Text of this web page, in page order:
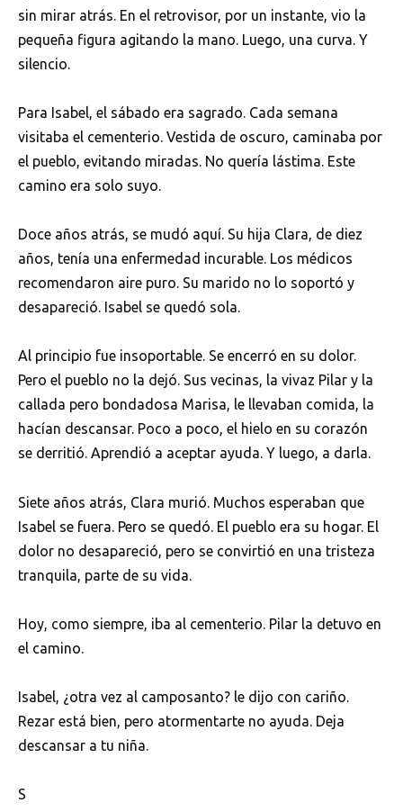
sin mirar atrás. En el retrovisor, por un instante, vio la
pequeña figura agitando la mano. Luego, una curva. Y
silencio.
Para Isabel, el sábado era sagrado. Cada semana
visitaba el cementerio. Vestida de oscuro, caminaba por
el pueblo, evitando miradas. No quería lástima. Este
camino era solo suyo.
Doce años atrás, se mudó aquí. Su hija Clara, de diez
años, tenía una enfermedad incurable. Los médicos
recomendaron aire puro. Su marido no lo soportó y
desapareció. Isabel se quedó sola.
Al principio fue insoportable. Se encerró en su dolor.
Pero el pueblo no la dejó. Sus vecinas, la vivaz Pilar y la
callada pero bondadosa Marisa, le llevaban comida, la
hacían descansar. Poco a poco, el hielo en su corazón
se derritió. Aprendió a aceptar ayuda. Y luego, a darla.
Siete años atrás, Clara murió. Muchos esperaban que
Isabel se fuera. Pero se quedó. El pueblo era su hogar. El
dolor no desapareció, pero se convirtió en una tristeza
tranquila, parte de su vida.
Hoy, como siempre, iba al cementerio. Pilar la detuvo en
el camino.
Isabel, ¿otra vez al camposanto? le dijo con cariño.
Rezar está bien, pero atormentarte no ayuda. Deja
descansar a tu niña.
S